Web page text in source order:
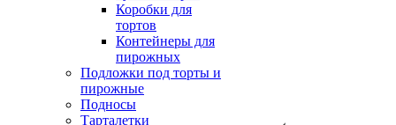
Коробки для
тортов
Контейнеры для
пирожных
Подложки под торты и
пирожные
Подносы
Тарталетки